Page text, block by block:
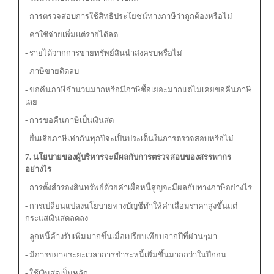
- การตรวจสอบการใช้สิทธิประโยชน์ทางภาษีว่าถูกต้องหรือไม่
- ค่าใช้จ่ายเพิ่มแต่รายได้ลด
- รายได้จากการขายทรัพย์สินนําส่งครบหรือไม่
- ภาษีขายติดลบ
- ขอคืนภาษีจํานวนมากหรือมีภาษีซื้อเยอะมากแต่ไม่เคยขอคืนภาษี
เลย
- การขอคืนภาษีเป็นเงินสด
- ยื่นเสียภาษีเท่ากันทุกปีจะเป็นประเด็นในการตรวจสอบหรือไม่
7. นโยบายของผู้บริหารจะมีผลกับการตรวจสอบของสรรพากร
อย่างไร
- การตั้งสํารองสินทรัพย์ด้วยค่าเผื่อหนี้สูญจะมีผลกับทางภาษีอย่างไร
- การเปลี่ยนแปลงนโยบายทางบัญชีทําให้ค่าเสื่อมราคาสูงขึ้นแต่
กระแสเงินสดลดลง
- ลูกหนี้ค้างรับเพิ่มมากขึ้นเมื่อเปรียบเทียบจากปีที่ผ่านๆมา
- มีการขยายระยะเวลาการชําระหนี้เพิ่มขึ้นมากกว่าในปีก่อน